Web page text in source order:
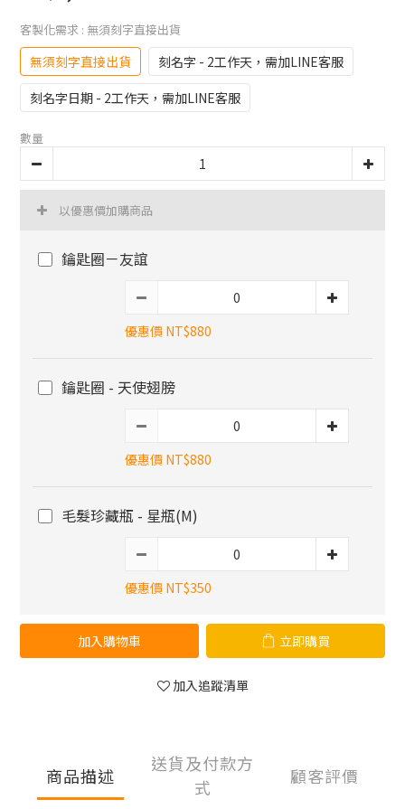
客製化需求 : 無須刻字直接出貨
無須刻字直接出貨
刻名字 - 2工作天，需加LINE客服
刻名字日期 - 2工作天，需加LINE客服
數量
以優惠價加購商品
鑰匙圈－友誼
優惠價 NT$880
鑰匙圈 - 天使翅膀
優惠價 NT$880
毛髮珍藏瓶 - 星瓶(M)
優惠價 NT$350
加入購物車 立即購買
加入追蹤清單
商品描述
送貨及付款方
式
顧客評價